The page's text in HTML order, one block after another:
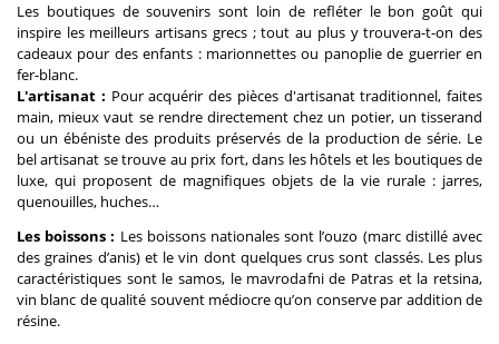
Les boutiques de souvenirs sont loin de refléter le bon goût qui
inspire les meilleurs artisans grecs ; tout au plus y trouvera-t-on des
cadeaux pour des enfants : marionnettes ou panoplie de guerrier en
fer-blanc.
L'artisanat : Pour acquérir des pièces d'artisanat traditionnel, faites
main, mieux vaut se rendre directement chez un potier, un tisserand
ou un ébéniste des produits préservés de la production de série. Le
bel artisanat se trouve au prix fort, dans les hôtels et les boutiques de
luxe, qui proposent de magnifiques objets de la vie rurale : jarres,
quenouilles, huches…
Les boissons : Les boissons nationales sont l’ouzo (marc distillé avec
des graines d’anis) et le vin dont quelques crus sont classés. Les plus
caractéristiques sont le samos, le mavrodafni de Patras et la retsina,
vin blanc de qualité souvent médiocre qu’on conserve par addition de
résine.